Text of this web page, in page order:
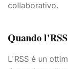
collaborativo.
Quando
L'RSS è un